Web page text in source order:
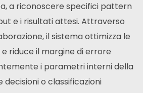
a riconoscere specifici pattern
e i risultati attesi. Attraverso
il sistema ottimizza le
riduce il margine di errore
i parametri interni della
o classificazioni